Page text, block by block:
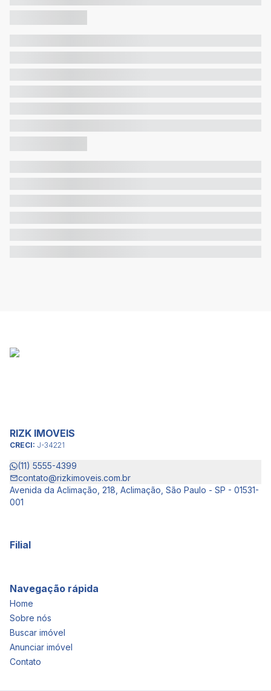
RIZK IMOVEIS
CRECI: J-34221
(11) 5555-4399
contato@rizkimoveis.com.br
Avenida da Aclimação, 218, Aclimação, São Paulo - SP - 01531-
001
Filial
Navegação rápida
Home
Sobre nós
Buscar imóvel
Anunciar imóvel
Contato